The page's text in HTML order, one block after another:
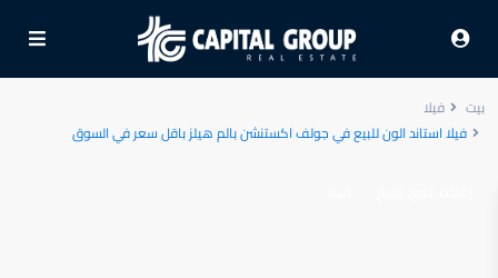
بيت
فيلا
فيلا استاند الون للبيع في جولف اكستنشن بالم هيلز باقل سعر في السوق